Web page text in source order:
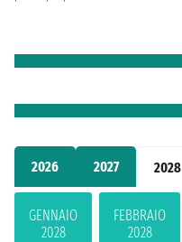
2026 2027 2028
GENNAIO
2028
FEBBRAIO
2028